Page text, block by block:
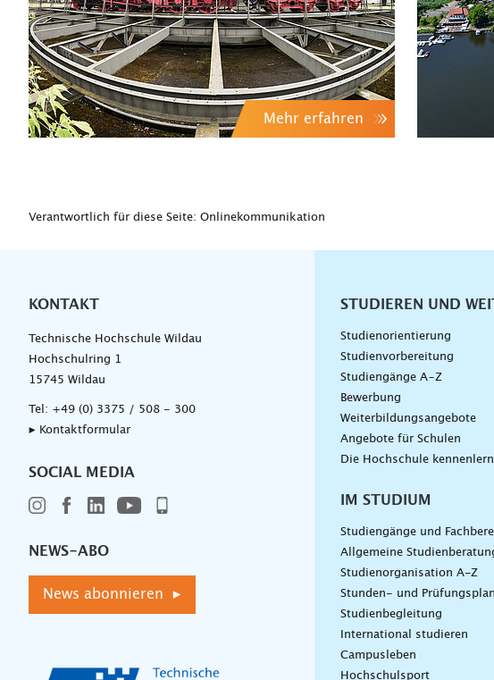
Mehr erfahren
Verantwortlich für diese Seite: Onlinekommunikation
KONTAKT
Technische Hochschule Wildau
Hochschulring 1
15745 Wildau
Tel: +49 (0) 3375 / 508 - 300
▸ Kontaktformular
SOCIAL MEDIA
NEWS-ABO
News abonnieren ▸
Unternavigation
STUDIEREN UND
Studienorientierung
Studienvorbereitung
Studiengänge A–Z
Bewerbung
Weiterbildungsangebote
Angebote für Schulen
Die Hochschule
IM STUDIUM
Studiengänge und
Allgemeine
Studienorganisation A-Z
Stunden- und Prüfungsplan
Studienbegleitung
International studieren
Campusleben
Hochschulsport